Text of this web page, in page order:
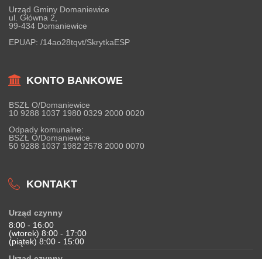
Urząd Gminy Domaniewice
ul. Główna 2,
99-434 Domaniewice
EPUAP: /14ao28tqvt/SkrytkaESP
KONTO BANKOWE
BSZŁ O/Domaniewice
10 9288 1037 1980 0329 2000 0020
Odpady komunalne:
BSZŁ O/Domaniewice
50 9288 1037 1982 2578 2000 0070
KONTAKT
Urząd czynny
8:00 - 16:00
(wtorek) 8:00 - 17:00
(piątek) 8:00 - 15:00